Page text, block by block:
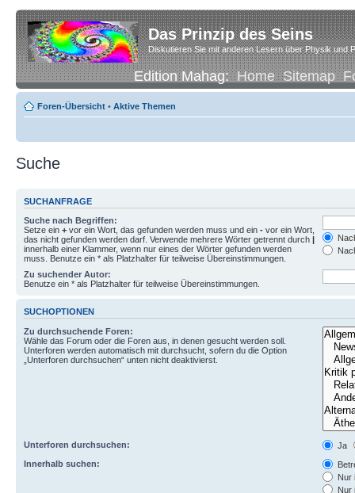
Das Prinzip des Seins
Diskutieren Sie mit anderen Lesern über Physik und
Edition Mahag:Home Sitemap
Foren-Übersicht • Aktive Themen
Suche
SUCHANFRAGE
Suche nach Begriffen:
Setze ein + vor ein Wort, das gefunden werden muss und ein - vor ein Wort,
das nicht gefunden werden darf. Verwende mehrere Wörter getrennt durch |
innerhalb einer Klammer, wenn nur eines der Wörter gefunden werden
muss. Benutze ein * als Platzhalter für teilweise Übereinstimmungen.
Zu suchender Autor:
Benutze ein * als Platzhalter für teilweise Übereinstimmungen.
SUCHOPTIONEN
Zu durchsuchende Foren:
Wähle das Forum oder die Foren aus, in denen gesucht werden soll.
Unterforen werden automatisch mit durchsucht, sofern du die Option
„Unterforen durchsuchen“ unten nicht deaktivierst.
Unterforen durchsuchen:
Ja
Innerhalb suchen:
Nur
Nur